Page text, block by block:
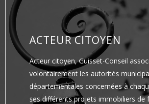
ACTEUR CITOYEN
Acteur citoyen, Guisset-Conseil
volontairement les autorités
départementales concernées à
ses différents projets immobiliers de